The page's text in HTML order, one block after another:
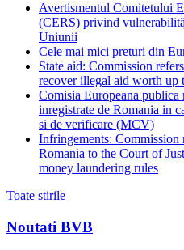
Avertismentul Comitetului
(CERS) privind
Uniunii
Cele mai mici preturi din
State aid: Commission
recover illegal aid worth up
Comisia Europeana
inregistrate de Romania in
si de verificare (MCV)
Infringements: Commission
Romania to the Court of
money laundering rules
Toate stirile
Noutati BVB